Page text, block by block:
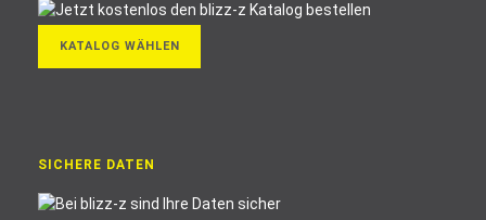
KATALOG WÄHLEN
SICHERE DATEN